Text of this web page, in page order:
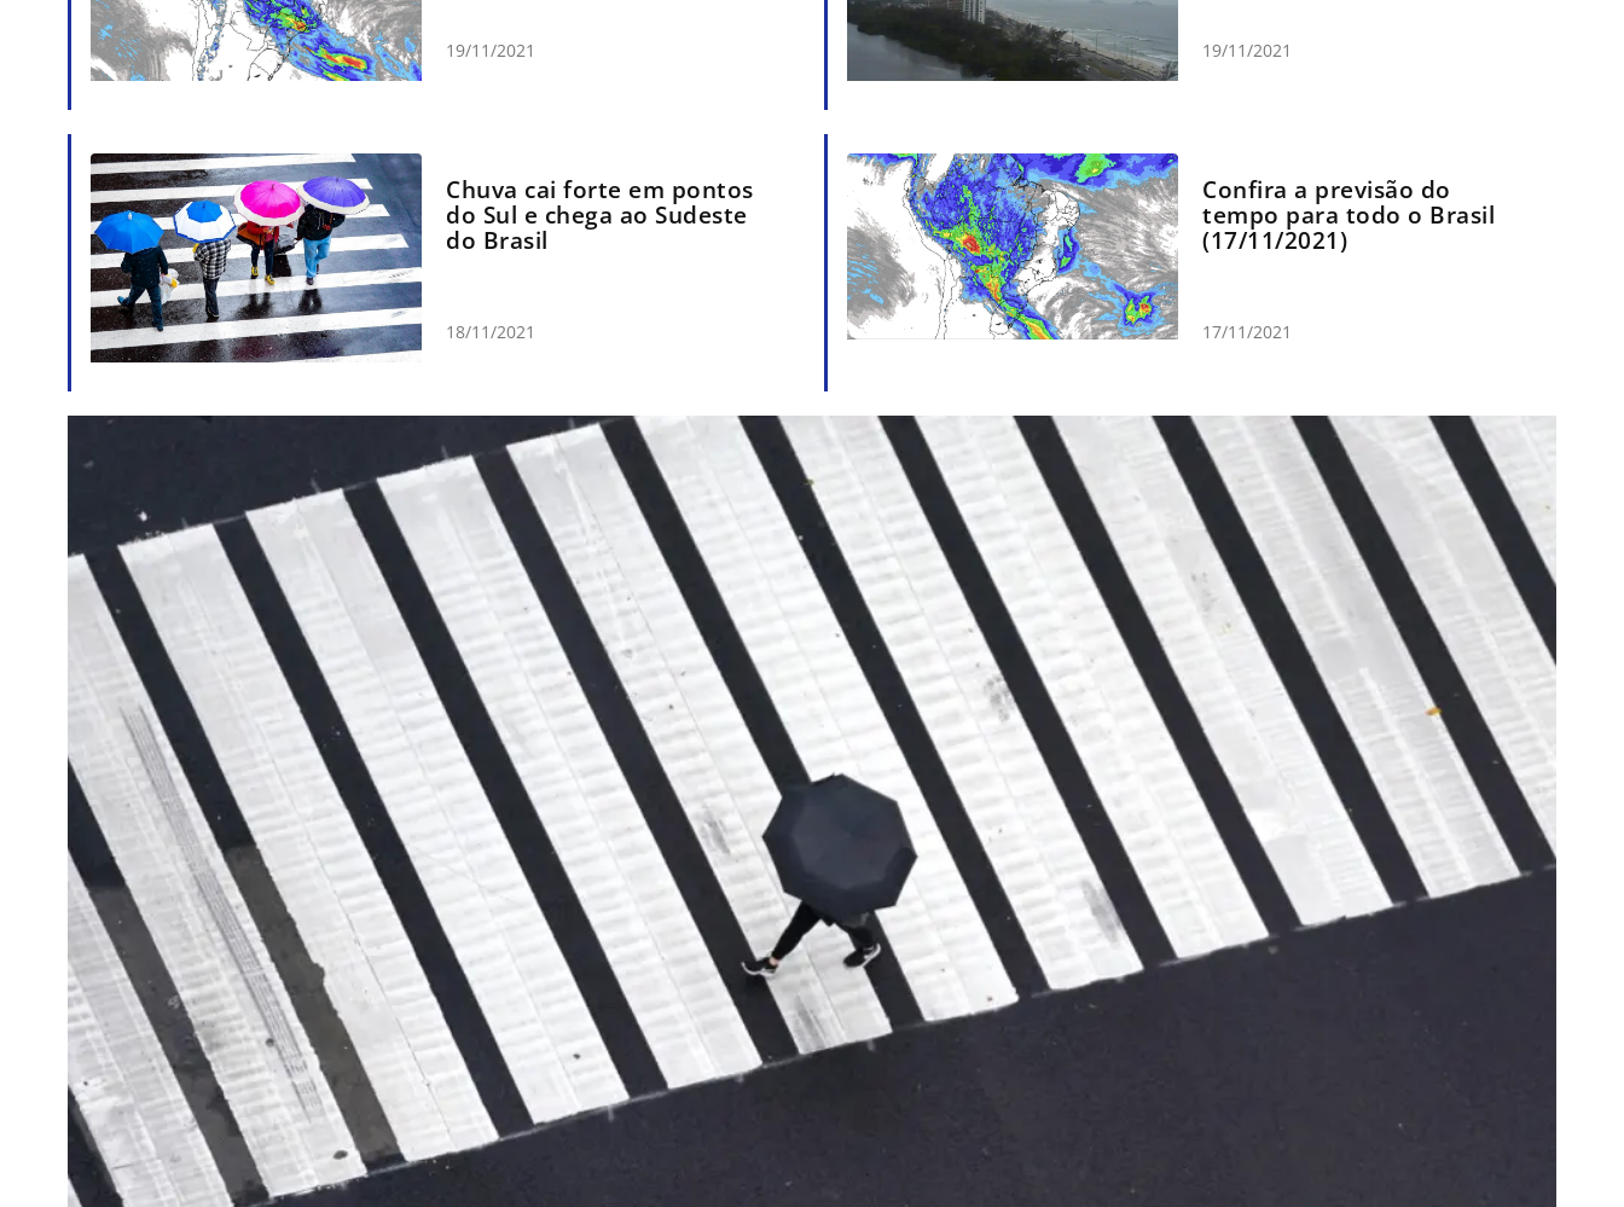
19/11/2021 19/11/2021
Chuva cai forte em pontos
do Sul e chega ao Sudeste
do Brasil
18/11/2021
Confira a previsão do
tempo para todo o Brasil
(17/11/2021)
17/11/2021